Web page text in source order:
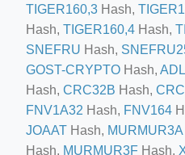
co-
TIGER160,3 Hash,
Hash, TIGER160,4 Hash,
SNEFRU Hash,
GOST-CRYPTO Hash,
Hash, CRC32B Hash,
FNV1A32 Hash, FNV164
JOAAT Hash, MURMUR3A
Hash, MURMUR3F Hash,